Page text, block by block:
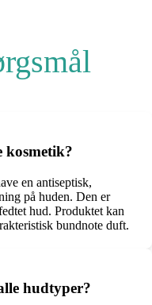
kosmetik?
en antiseptisk,
på huden. Den er
hud. Produktet kan
bundnote duft.
hudtyper?